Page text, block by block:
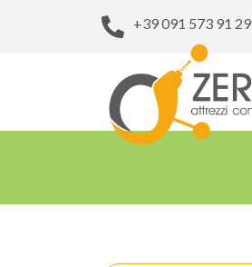
+39 091 573 91 29